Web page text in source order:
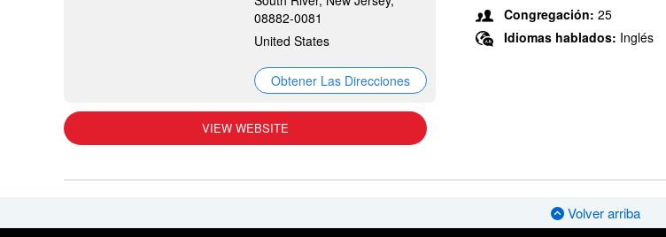
08882-0081
United States
Obtener Las Direcciones
VIEW WEBSITE
Congregación: 25
Idiomas hablados: Inglés
Volver arriba